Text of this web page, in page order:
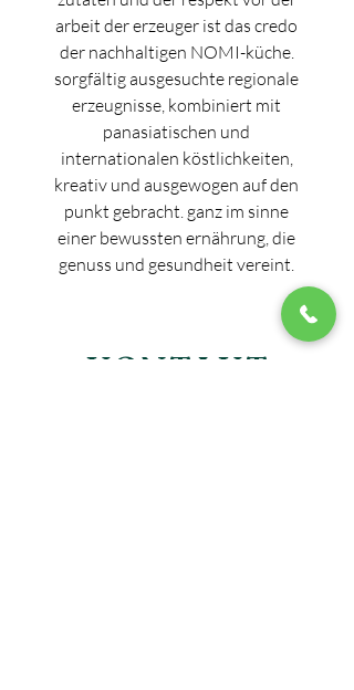
arbeit der erzeuger ist das credo
der nachhaltigen NOMI-küche.
sorgfältig ausgesuchte regionale
erzeugnisse, kombiniert mit
panasiatischen und
internationalen köstlichkeiten,
kreativ und ausgewogen auf den
punkt gebracht. ganz im sinne
einer bewussten ernährung, die
genuss und gesundheit vereint.
KONTAKT